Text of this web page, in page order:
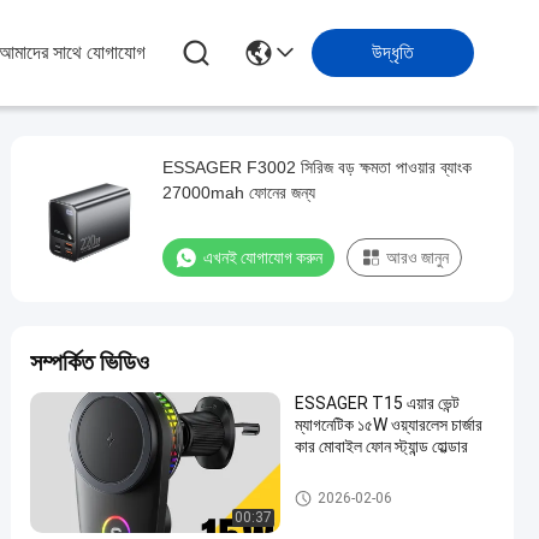
আমাদের সাথে যোগাযোগ উদ্ধৃতি
ESSAGER F3002 সিরিজ বড় ক্ষমতা পাওয়ার ব্যাংক
27000mah ফোনের জন্য
এখনই যোগাযোগ করুন আরও জানুন
সম্পর্কিত ভিডিও
00:37
ESSAGER T15 এয়ার ভেন্ট
ম্যাগনেটিক ১৫W ওয়্যারলেস চার্জার
কার মোবাইল ফোন স্ট্যান্ড হোল্ডার
Car Phone Holders
2026-02-06